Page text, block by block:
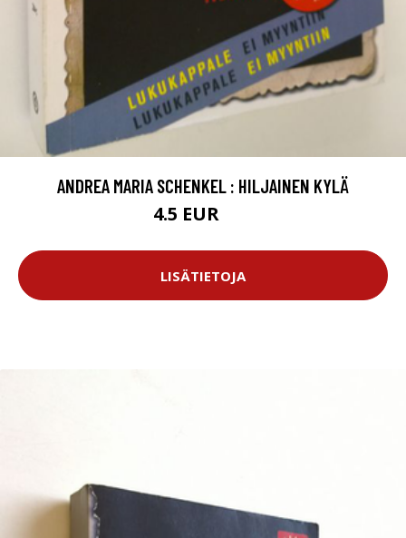
ANDREA MARIA SCHENKEL : HILJAINEN KYLÄ
4.5 EUR
LISÄTIETOJA